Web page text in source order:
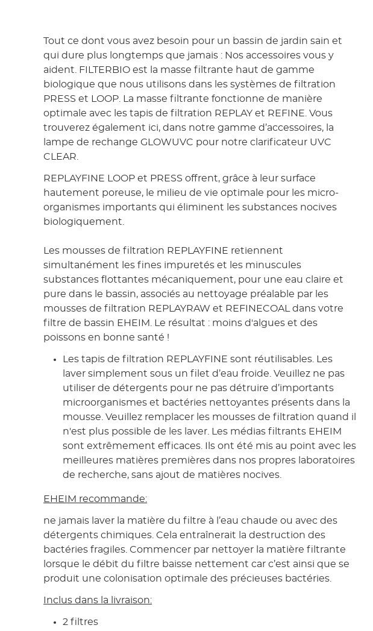
Tout ce dont vous avez besoin pour un bassin de jardin sain et
qui dure plus longtemps que jamais : Nos accessoires vous y
aident. FILTERBIO est la masse filtrante haut de gamme
biologique que nous utilisons dans les systèmes de filtration
PRESS et LOOP. La masse filtrante fonctionne de manière
optimale avec les tapis de filtration REPLAY et REFINE. Vous
trouverez également ici, dans notre gamme d’accessoires, la
lampe de rechange GLOWUVC pour notre clarificateur UVC
CLEAR.
REPLAYFINE LOOP et PRESS offrent, grâce à leur surface
hautement poreuse, le milieu de vie optimale pour les micro-
organismes importants qui éliminent les substances nocives
biologiquement.
Les mousses de filtration REPLAYFINE retiennent
simultanément les fines impuretés et les minuscules
substances flottantes mécaniquement, pour une eau claire et
pure dans le bassin, associés au nettoyage préalable par les
mousses de filtration REPLAYRAW et REFINECOAL dans votre
filtre de bassin EHEIM. Le résultat : moins d'algues et des
poissons en bonne santé !
Les tapis de filtration REPLAYFINE sont réutilisables. Les
laver simplement sous un filet d’eau froide. Veuillez ne pas
utiliser de détergents pour ne pas détruire d’importants
microorganismes et bactéries nettoyantes présents dans la
mousse. Veuillez remplacer les mousses de filtration quand il
n'est plus possible de les laver. Les médias filtrants EHEIM
sont extrêmement efficaces. Ils ont été mis au point avec les
meilleures matières premières dans nos propres laboratoires
de recherche, sans ajout de matières nocives.
EHEIM recommande:
ne jamais laver la matière du filtre à l’eau chaude ou avec des
détergents chimiques. Cela entraînerait la destruction des
bactéries fragiles. Commencer par nettoyer la matière filtrante
lorsque le débit du filtre baisse nettement car c’est ainsi que se
produit une colonisation optimale des précieuses bactéries.
Inclus dans la livraison:
2 filtres